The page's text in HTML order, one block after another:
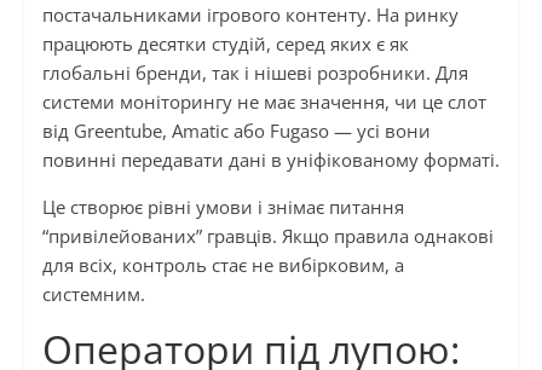
постачальниками ігрового контенту. На ринку
працюють десятки студій, серед яких є як
глобальні бренди, так і нішеві розробники. Для
системи моніторингу не має значення, чи це слот
від Greentube, Amatic або Fugaso — усі вони
повинні передавати дані в уніфікованому форматі.
Це створює рівні умови і знімає питання
“привілейованих” гравців. Якщо правила однакові
для всіх, контроль стає не вибірковим, а
системним.
Оператори під лупою: